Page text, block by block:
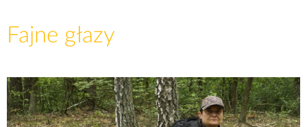
Fajne głazy